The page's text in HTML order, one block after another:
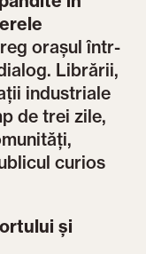
orașul într-
Librării,
industriale
de trei zile,
curios
și